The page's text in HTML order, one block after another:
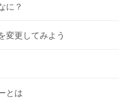
に？
変更してみよう
とは